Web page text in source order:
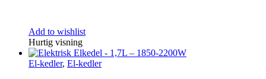
Add to wishlist
Hurtig visning
El-kedler, El-kedler